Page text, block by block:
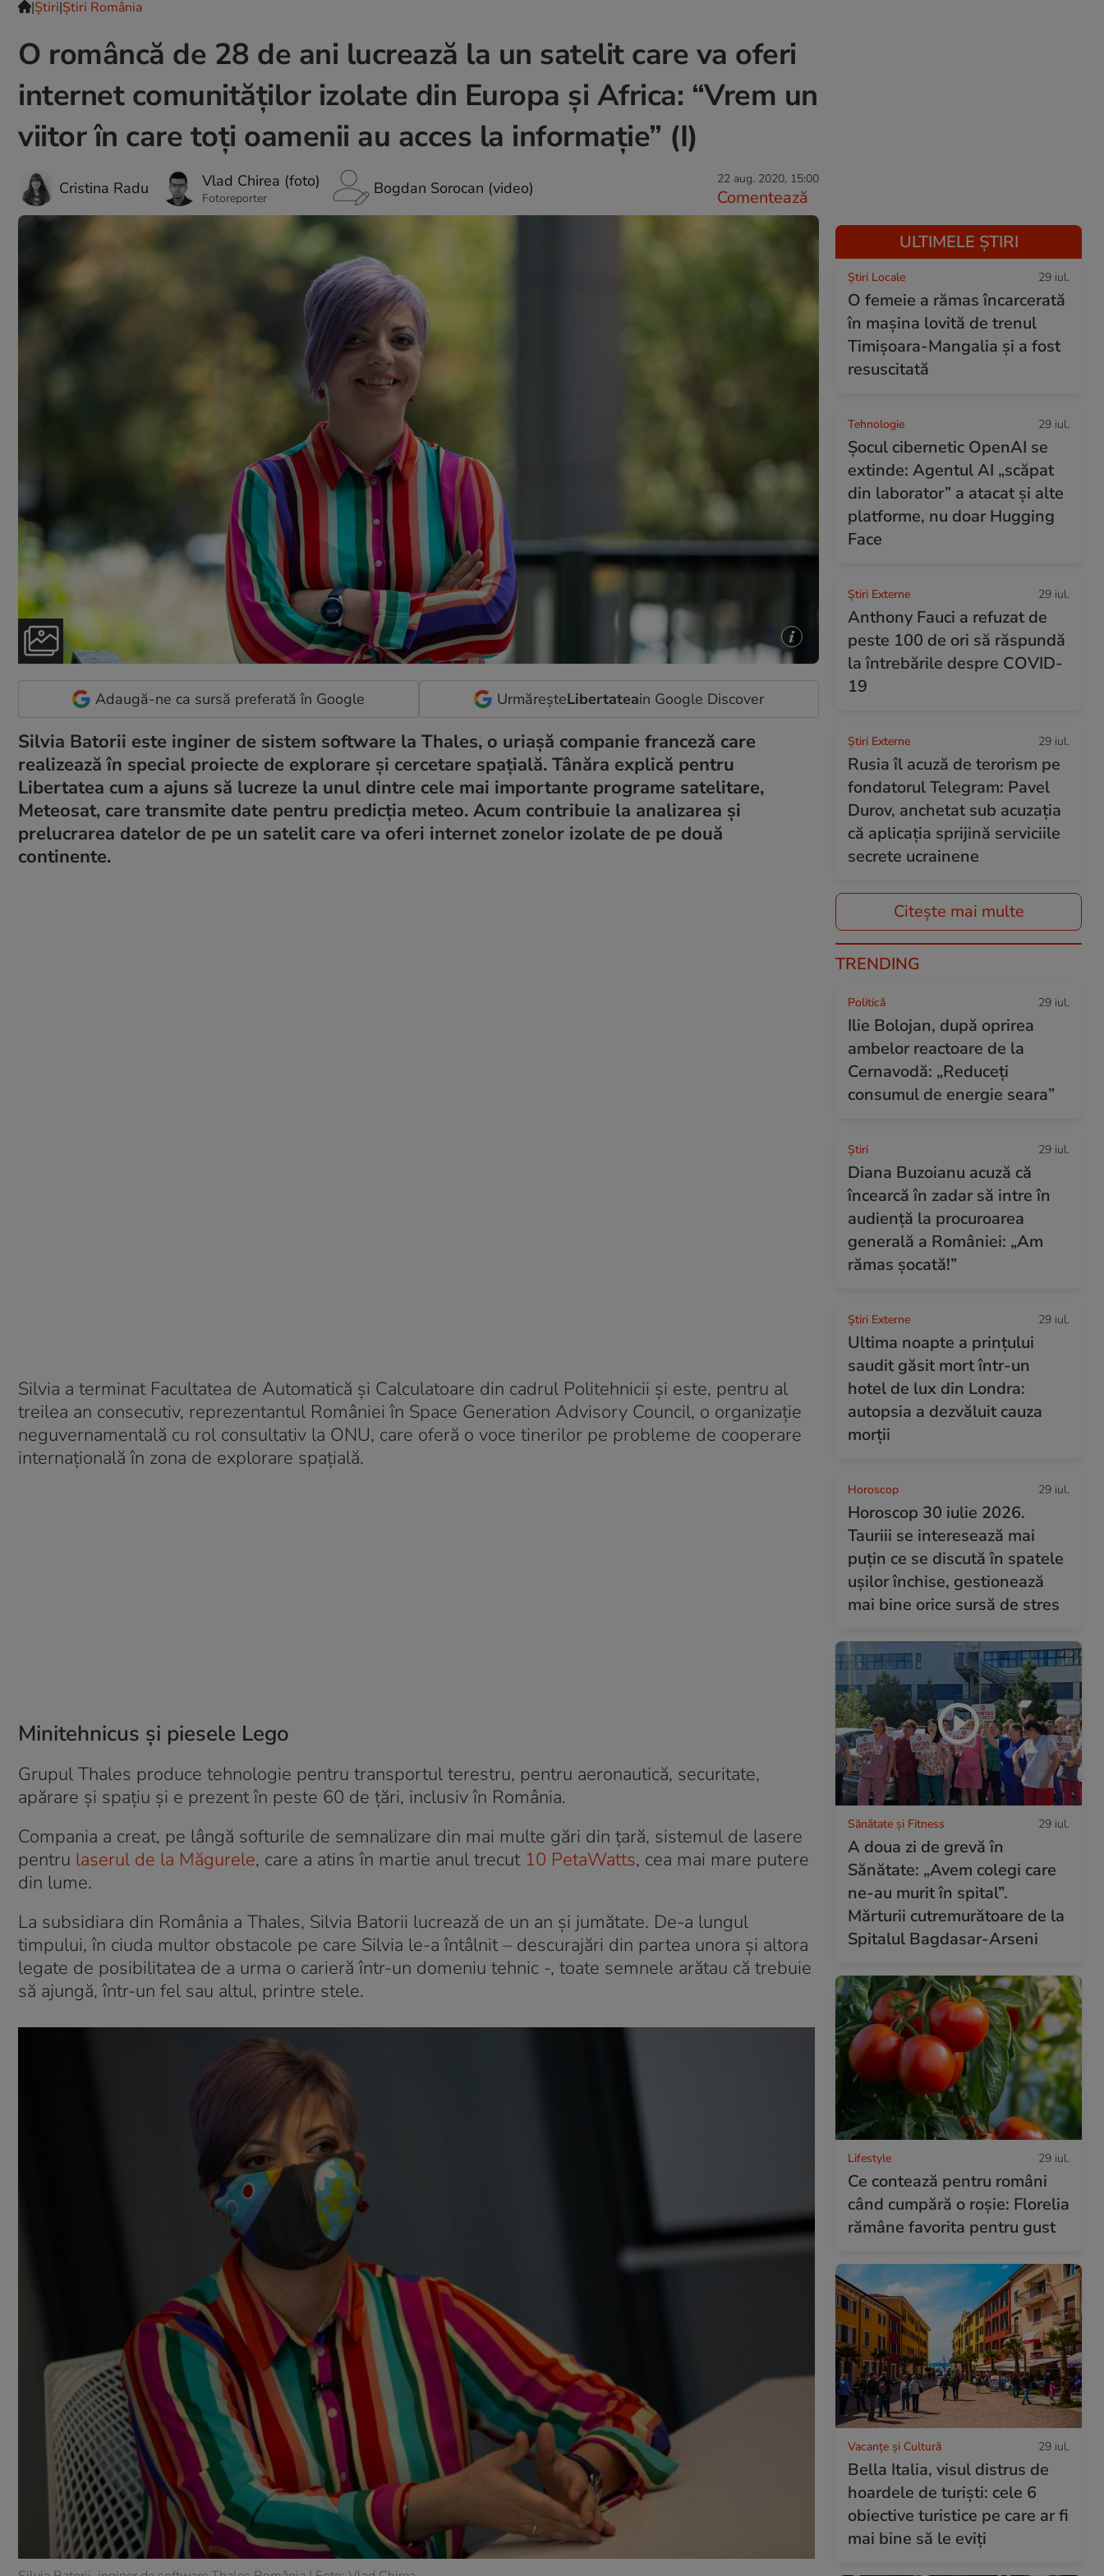
|Ştiri|Știri România
O româncă de 28 de ani lucrează la un satelit care va oferi
internet comunităților izolate din Europa și Africa: “Vrem un
viitor în care toți oamenii au acces la informație” (I)
Cristina Radu Vlad Chirea (foto)
Fotoreporter Bogdan Sorocan (video) 22 aug. 2020, 15:00
Comentează
Adaugă-ne ca sursă preferată în Google UrmăreșteLibertateain Google Discover
Silvia Batorii este inginer de sistem software la Thales, o uriașă companie franceză care
realizează în special proiecte de explorare și cercetare spațială. Tânăra explică pentru
Libertatea cum a ajuns să lucreze la unul dintre cele mai importante programe satelitare,
Meteosat, care transmite date pentru predicția meteo. Acum contribuie la analizarea și
prelucrarea datelor de pe un satelit care va oferi internet zonelor izolate de pe două
continente.
Silvia a terminat Facultatea de Automatică și Calculatoare din cadrul Politehnicii și este, pentru al
treilea an consecutiv, reprezentantul României în Space Generation Advisory Council, o organizație
neguvernamentală cu rol consultativ la ONU, care oferă o voce tinerilor pe probleme de cooperare
internațională în zona de explorare spațială.
Minitehnicus și piesele Lego
Grupul Thales produce tehnologie pentru transportul terestru, pentru aeronautică, securitate,
apărare și spațiu și e prezent în peste 60 de țări, inclusiv în România.
Compania a creat, pe lângă softurile de semnalizare din mai multe gări din țară, sistemul de lasere
pentru laserul de la Măgurele, care a atins în martie anul trecut 10 PetaWatts, cea mai mare putere
din lume.
La subsidiara din România a Thales, Silvia Batorii lucrează de un an și jumătate. De-a lungul
timpului, în ciuda multor obstacole pe care Silvia le-a întâlnit – descurajări din partea unora și altora
legate de posibilitatea de a urma o carieră într-un domeniu tehnic -, toate semnele arătau că trebuie
să ajungă, într-un fel sau altul, printre stele.
ULTIMELE ȘTIRI
Știri Locale 29 iul.
O femeie a rămas încarcerată
în mașina lovită de trenul
Timișoara-Mangalia şi a fost
resuscitată
Tehnologie 29 iul.
Șocul cibernetic OpenAI se
extinde: Agentul AI „scăpat
din laborator” a atacat și alte
platforme, nu doar Hugging
Face
Știri Externe 29 iul.
Anthony Fauci a refuzat de
peste 100 de ori să răspundă
la întrebările despre COVID-
19
Știri Externe 29 iul.
Rusia îl acuză de terorism pe
fondatorul Telegram: Pavel
Durov, anchetat sub acuzația
că aplicația sprijină serviciile
secrete ucrainene
Citește mai multe
TRENDING
Politică 29 iul.
Ilie Bolojan, după oprirea
ambelor reactoare de la
Cernavodă: „Reduceți
consumul de energie seara”
Ştiri 29 iul.
Diana Buzoianu acuză că
încearcă în zadar să intre în
audiență la procuroarea
generală a României: „Am
rămas șocată!”
Știri Externe 29 iul.
Ultima noapte a prințului
saudit găsit mort într-un
hotel de lux din Londra:
autopsia a dezvăluit cauza
morții
Horoscop 29 iul.
Horoscop 30 iulie 2026.
Tauriii se interesează mai
puțin ce se discută în spatele
ușilor închise, gestionează
mai bine orice sursă de stres
Sănătate și Fitness 29 iul.
A doua zi de grevă în
Sănătate: „Avem colegi care
ne-au murit în spital”.
Mărturii cutremurătoare de la
Spitalul Bagdasar-Arseni
Lifestyle 29 iul.
Ce contează pentru români
când cumpără o roșie: Florelia
rămâne favorita pentru gust
Vacanțe și Cultură 29 iul.
Bella Italia, visul distrus de
hoardele de turiști: cele 6
obiective turistice pe care ar fi
mai bine să le eviți